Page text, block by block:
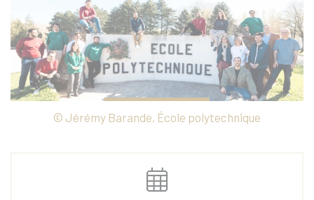
© Jérémy Barande, École polytechnique